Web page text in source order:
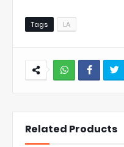
Tags LA
Related Products